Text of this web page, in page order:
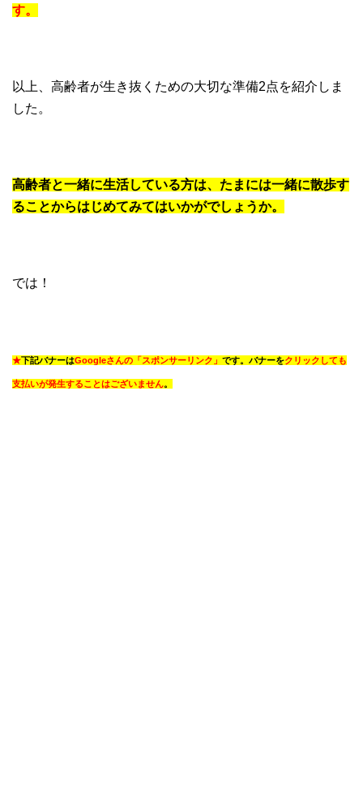
す。
以上、高齢者が生き抜くための大切な準備2点を紹介しま
した。
高齢者と一緒に生活している方は、たまには一緒に散歩す
ることからはじめてみてはいかがでしょうか。
では！
★下記バナーはGoogleさんの「スポンサーリンク」 です。バナーをクリックしても
支払いが発生することはございません。